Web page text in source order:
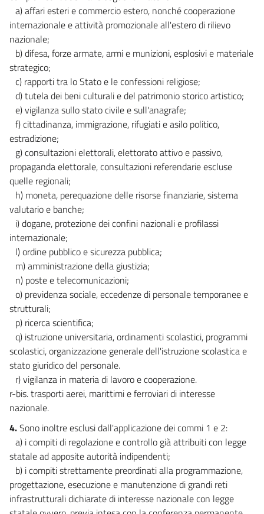
a) affari esteri e commercio estero, nonché cooperazione
internazionale e attività promozionale all'estero di rilievo
nazionale;
b) difesa, forze armate, armi e munizioni, esplosivi e materiale
strategico;
c) rapporti tra lo Stato e le confessioni religiose;
d) tutela dei beni culturali e del patrimonio storico artistico;
e) vigilanza sullo stato civile e sull'anagrafe;
f) cittadinanza, immigrazione, rifugiati e asilo politico,
estradizione;
g) consultazioni elettorali, elettorato attivo e passivo,
propaganda elettorale, consultazioni referendarie escluse
quelle regionali;
h) moneta, perequazione delle risorse finanziarie, sistema
valutario e banche;
i) dogane, protezione dei confini nazionali e profilassi
internazionale;
l) ordine pubblico e sicurezza pubblica;
m) amministrazione della giustizia;
n) poste e telecomunicazioni;
o) previdenza sociale, eccedenze di personale temporanee e
strutturali;
p) ricerca scientifica;
q) istruzione universitaria, ordinamenti scolastici, programmi
scolastici, organizzazione generale dell'istruzione scolastica e
stato giuridico del personale.
r) vigilanza in materia di lavoro e cooperazione.
r-bis. trasporti aerei, marittimi e ferroviari di interesse
nazionale.
4.Sono inoltre esclusi dall'applicazione dei commi 1 e 2:
a) i compiti di regolazione e controllo già attribuiti con legge
statale ad apposite autorità indipendenti;
b) i compiti strettamente preordinati alla programmazione,
progettazione, esecuzione e manutenzione di grandi reti
infrastrutturali dichiarate di interesse nazionale con legge